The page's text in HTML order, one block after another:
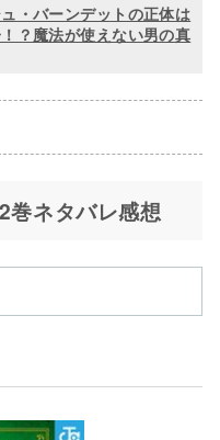
・バーンデットの正体は
？魔法が使えない男の真
巻ネタバレ感想